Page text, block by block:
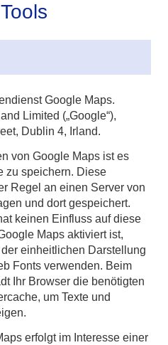
Google Maps.
Limited („Google“),
Dublin 4, Irland.
von Google Maps ist es
zu speichern. Diese
Regel an einen Server von
und dort gespeichert.
keinen Einfluss auf diese
Maps aktiviert ist,
einheitlichen Darstellung
Fonts verwenden. Beim
Ihr Browser die benötigten
um Texte und
erfolgt im Interesse einer